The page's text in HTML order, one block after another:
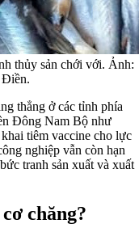
thủy sản chới với. Ảnh:
Điền.
thẳng ở các tỉnh phía
Đông Nam Bộ như
tiêm vaccine cho lực
nghiệp vẫn còn hạn
tranh sản xuất và xuất
chăng?